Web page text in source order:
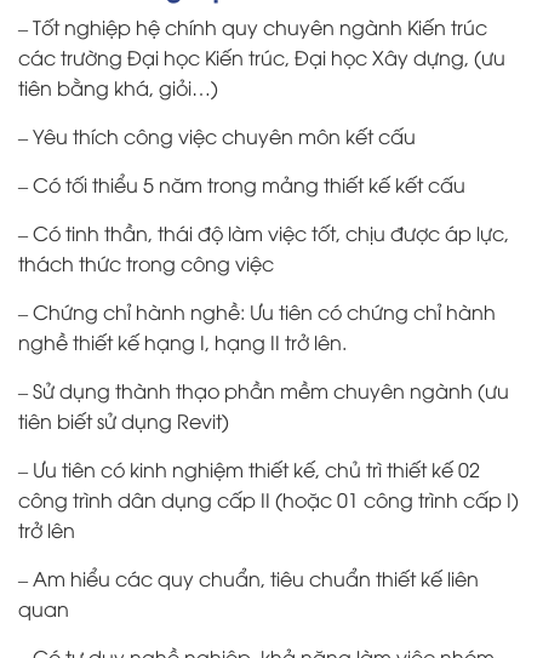
– Tốt nghiệp hệ chính quy chuyên ngành Kiến trúc
các trường Đại học Kiến trúc, Đại học Xây dựng, (ưu
tiên bằng khá, giỏi…)
– Yêu thích công việc chuyên môn kết cấu
– Có tối thiểu 5 năm trong mảng thiết kế kết cấu
– Có tinh thần, thái độ làm việc tốt, chịu được áp lực,
thách thức trong công việc
– Chứng chỉ hành nghề: Ưu tiên có chứng chỉ hành
nghề thiết kế hạng I, hạng II trở lên.
– Sử dụng thành thạo phần mềm chuyên ngành (ưu
tiên biết sử dụng Revit)
– Ưu tiên có kinh nghiệm thiết kế, chủ trì thiết kế 02
công trình dân dụng cấp II (hoặc 01 công trình cấp I)
trở lên
– Am hiểu các quy chuẩn, tiêu chuẩn thiết kế liên
quan